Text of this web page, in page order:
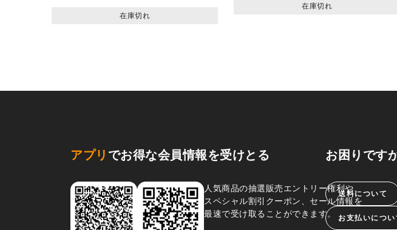
在庫切れ
在庫切れ
アプリ でお得な会員情報を受けとる
人気商品の抽選販売エントリー権利や、
スペシャル割引クーポン、セール情報を
最速で受け取ることができます。
お困りです
送料について
お支払いについ